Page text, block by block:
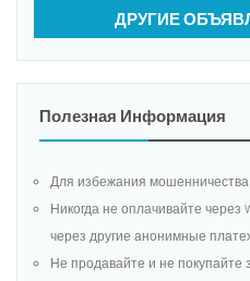
ДРУГИЕ
Полезная Информация
Для избежания мошенничества
Никогда не оплачивайте через
через другие анонимные
Не продавайте и не